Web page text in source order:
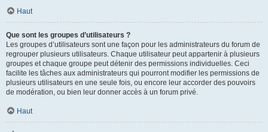
Haut
Que sont les groupes d’utilisateurs ?
Les groupes d’utilisateurs sont une façon pour les administrateurs du forum de
regrouper plusieurs utilisateurs. Chaque utilisateur peut appartenir à plusieurs
groupes et chaque groupe peut détenir des permissions individuelles. Ceci
facilite les tâches aux administrateurs qui pourront modifier les permissions de
plusieurs utilisateurs en une seule fois, ou encore leur accorder des pouvoirs
de modération, ou bien leur donner accès à un forum privé.
Haut